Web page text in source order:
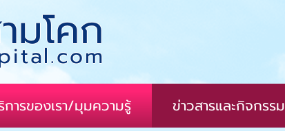
มโคก
การของเรา/มุมความรู้ ข่าวสารและกิจกรรม